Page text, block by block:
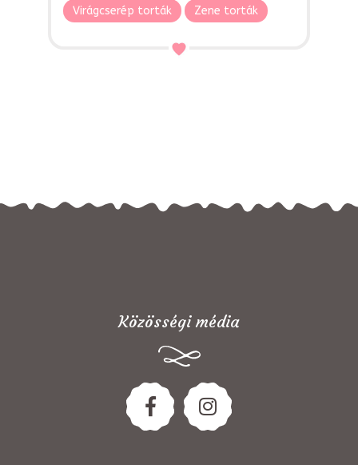
Virágcserép torták Zene torták
Közösségi média